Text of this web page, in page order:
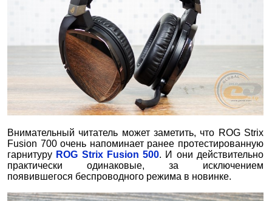
Внимательный читатель может заметить, что ROG Strix
Fusion 700 очень напоминает ранее протестированную
гарнитуру ROG Strix Fusion 500. И они действительно
практически одинаковые, за исключением
появившегося беспроводного режима в новинке.